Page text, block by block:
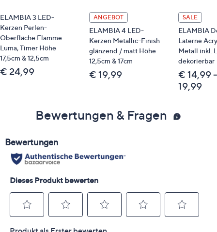
ELAMBIA 3 LED-
Kerzen Perlen-
Oberfläche Flamme
Luma, Timer Höhe
17,5cm & 12,5cm
€ 24,99
ANGEBOT
ELAMBIA 4 LED-
Kerzen Metallic-Finish
glänzend / matt Höhe
12,5cm & 17cm
€ 19,99
SALE
ELAMBIA
Laterne
Metall inkl.
dekorierbar
€ 14,99
19,99
Bewertungen & Fragen